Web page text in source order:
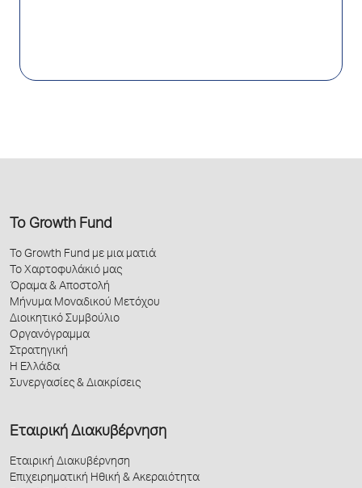
Το Growth Fund
Το Growth Fund με μια ματιά
Το Χαρτοφυλάκιό μας
Όραμα & Αποστολή
Μήνυμα Μοναδικού Μετόχου
Διοικητικό Συμβούλιο
Οργανόγραμμα
Στρατηγική
Η Ελλάδα
Συνεργασίες & Διακρίσεις
Εταιρική Διακυβέρνηση
Εταιρική Διακυβέρνηση
Επιχειρηματική Ηθική & Ακεραιότητα